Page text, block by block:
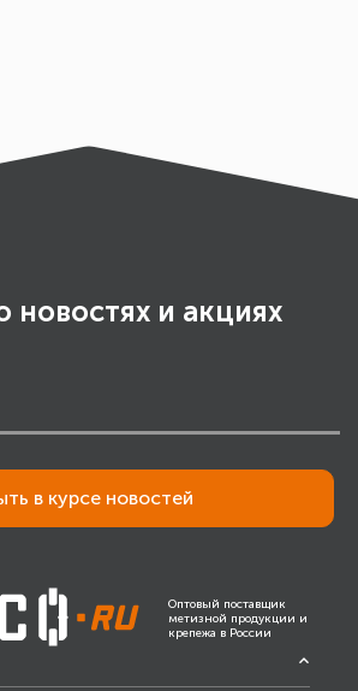
новостях и акциях
в курсе новостей
Оптовый поставщик
метизной продукции и
крепежа в России